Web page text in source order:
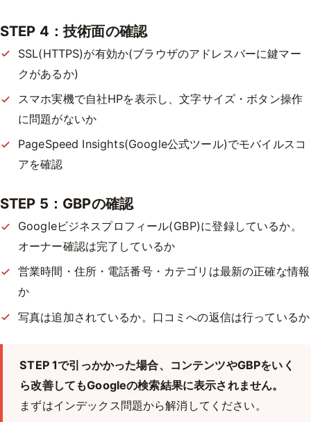
STEP 4：技術面の確認
SSL(HTTPS)が有効か(ブラウザのアドレスバーに鍵マー
クがあるか)
スマホ実機で自社HPを表示し、文字サイズ・ボタン操作
に問題がないか
PageSpeed Insights(Google公式ツール)でモバイルスコ
アを確認
STEP 5：GBPの確認
Googleビジネスプロフィール(GBP)に登録しているか。
オーナー確認は完了しているか
営業時間・住所・電話番号・カテゴリは最新の正確な情報
か
写真は追加されているか。口コミへの返信は行っているか
STEP 1で引っかかった場合、コンテンツやGBPをいく
ら改善してもGoogleの検索結果に表示されません。
まずはインデックス問題から解消してください。